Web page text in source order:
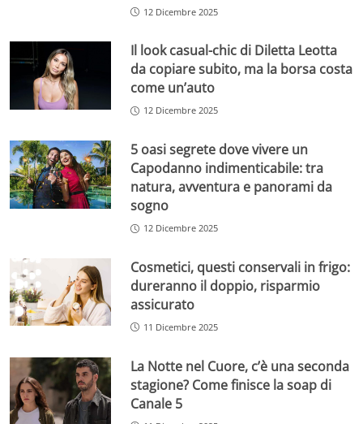
12 Dicembre 2025
Il look casual-chic di Diletta Leotta
da copiare subito, ma la borsa costa
come un’auto
12 Dicembre 2025
5 oasi segrete dove vivere un
Capodanno indimenticabile: tra
natura, avventura e panorami da
sogno
12 Dicembre 2025
Cosmetici, questi conservali in frigo:
dureranno il doppio, risparmio
assicurato
11 Dicembre 2025
La Notte nel Cuore, c’è una seconda
stagione? Come finisce la soap di
Canale 5